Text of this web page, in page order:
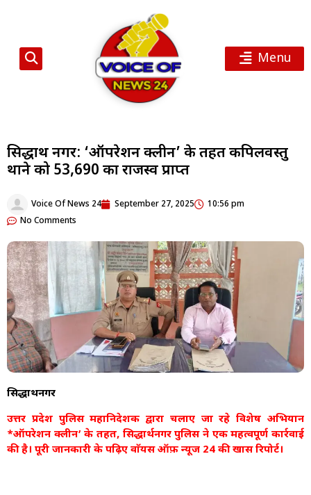
Menu
सिद्धार्थ नगर: ‘ऑपरेशन क्लीन’ के तहत कपिलवस्तु
थाने को ₹53,690 का राजस्व प्राप्त
Voice Of News 24 September 27, 2025
10:56 pm
No Comments
सिद्धार्थनगर
उत्तर प्रदेश पुलिस महानिदेशक द्वारा चलाए जा रहे विशेष अभियान
*ऑपरेशन क्लीन’ के तहत, सिद्धार्थनगर पुलिस ने एक महत्वपूर्ण कार्रवाई
की है। पूरी जानकारी के पढ़िए वाॅयस ऑफ़ न्यूज 24 की खास रिपोर्ट।